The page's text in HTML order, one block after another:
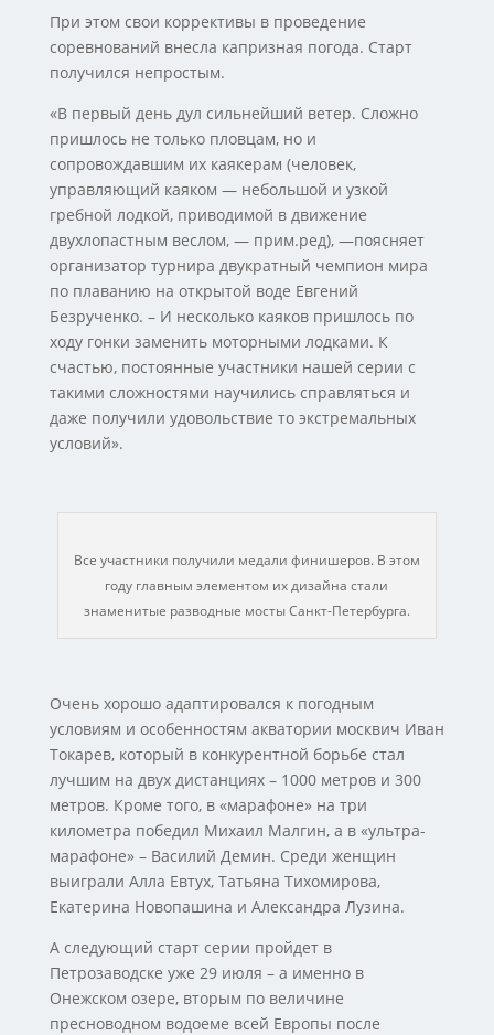
При этом свои коррективы в проведение
соревнований внесла капризная погода. Старт
получился непростым.
«В первый день дул сильнейший ветер. Сложно
пришлось не только пловцам, но и
сопровождавшим их каякерам (человек,
управляющий каяком — небольшой и узкой
гребной лодкой, приводимой в движение
двухлопастным веслом, — прим.ред), —поясняет
организатор турнира двукратный чемпион мира
по плаванию на открытой воде Евгений
Безрученко. – И несколько каяков пришлось по
ходу гонки заменить моторными лодками. К
счастью, постоянные участники нашей серии с
такими сложностями научились справляться и
даже получили удовольствие то экстремальных
условий».
Все участники получили медали финишеров. В этом
году главным элементом их дизайна стали
знаменитые разводные мосты Санкт-Петербурга.
Очень хорошо адаптировался к погодным
условиям и особенностям акватории москвич Иван
Токарев, который в конкурентной борьбе стал
лучшим на двух дистанциях – 1000 метров и 300
метров. Кроме того, в «марафоне» на три
километра победил Михаил Малгин, а в «ультра-
марафоне» – Василий Демин. Среди женщин
выиграли Алла Евтух, Татьяна Тихомирова,
Екатерина Новопашина и Александра Лузина.
А следующий старт серии пройдет в
Петрозаводске уже 29 июля – а именно в
Онежском озере, вторым по величине
пресноводном водоеме всей Европы после